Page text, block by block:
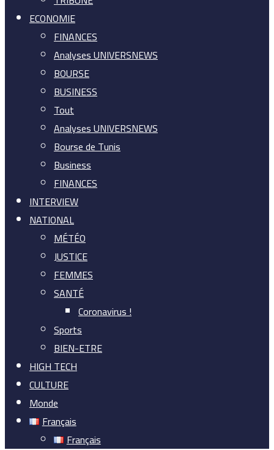
ECONOMIE
FINANCES
Analyses UNIVERSNEWS
BOURSE
BUSINESS
Tout
Analyses UNIVERSNEWS
Bourse de Tunis
Business
FINANCES
INTERVIEW
NATIONAL
MÉTÉO
JUSTICE
FEMMES
SANTÉ
Coronavirus !
Sports
BIEN-ETRE
HIGH TECH
CULTURE
Monde
Français
Français